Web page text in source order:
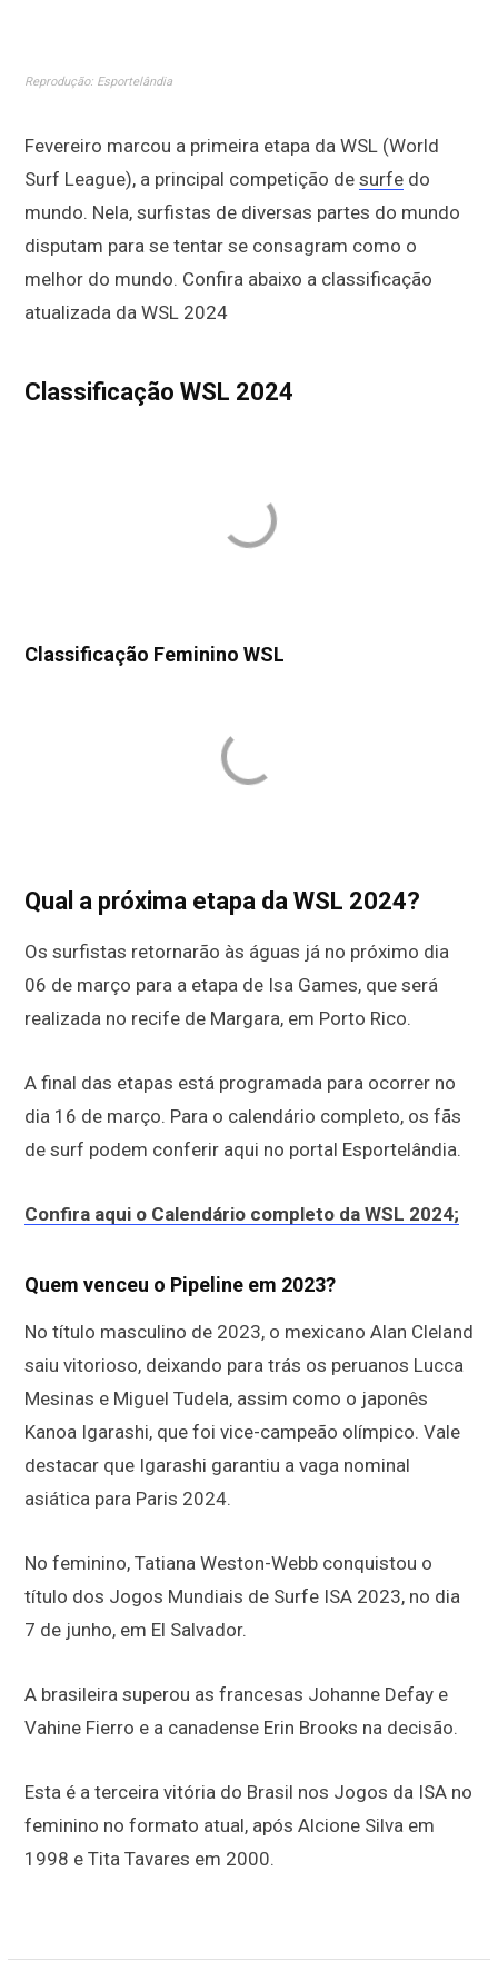
Reprodução: Esportelândia
Fevereiro marcou a primeira etapa da WSL (World
Surf League), a principal competição de surfe do
mundo. Nela, surfistas de diversas partes do mundo
disputam para se tentar se consagram como o
melhor do mundo. Confira abaixo a classificação
atualizada da WSL 2024
Classificação WSL 2024
Classificação Feminino WSL
Qual a próxima etapa da WSL 2024?
Os surfistas retornarão às águas já no próximo dia
06 de março para a etapa de Isa Games, que será
realizada no recife de Margara, em Porto Rico.
A final das etapas está programada para ocorrer no
dia 16 de março. Para o calendário completo, os fãs
de surf podem conferir aqui no portal Esportelândia.
Confira aqui o Calendário completo da WSL 2024;
Quem venceu o Pipeline em 2023?
No título masculino de 2023, o mexicano Alan Cleland
saiu vitorioso, deixando para trás os peruanos Lucca
Mesinas e Miguel Tudela, assim como o japonês
Kanoa Igarashi, que foi vice-campeão olímpico. Vale
destacar que Igarashi garantiu a vaga nominal
asiática para Paris 2024.
No feminino, Tatiana Weston-Webb conquistou o
título dos Jogos Mundiais de Surfe ISA 2023, no dia
7 de junho, em El Salvador.
A brasileira superou as francesas Johanne Defay e
Vahine Fierro e a canadense Erin Brooks na decisão.
Esta é a terceira vitória do Brasil nos Jogos da ISA no
feminino no formato atual, após Alcione Silva em
1998 e Tita Tavares em 2000.